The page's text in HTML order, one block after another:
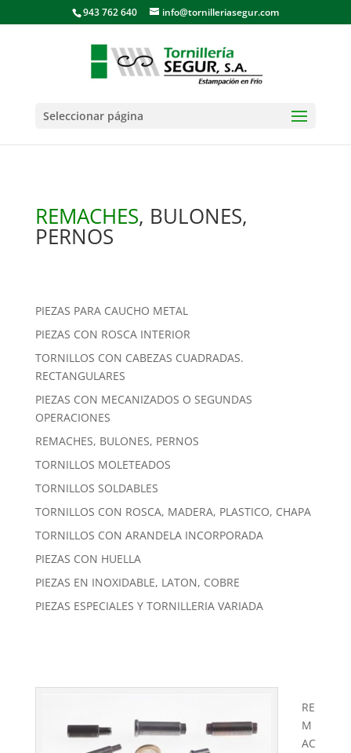
943 762 640 info@tornilleriasegur.com
Seleccionar página
REMACHES, BULONES,
PERNOS
PIEZAS PARA CAUCHO METAL
PIEZAS CON ROSCA INTERIOR
TORNILLOS CON CABEZAS CUADRADAS.
RECTANGULARES
PIEZAS CON MECANIZADOS O SEGUNDAS
OPERACIONES
REMACHES, BULONES, PERNOS
TORNILLOS MOLETEADOS
TORNILLOS SOLDABLES
TORNILLOS CON ROSCA, MADERA, PLASTICO, CHAPA
TORNILLOS CON ARANDELA INCORPORADA
PIEZAS CON HUELLA
PIEZAS EN INOXIDABLE, LATON, COBRE
PIEZAS ESPECIALES Y TORNILLERIA VARIADA
RE
M
AC